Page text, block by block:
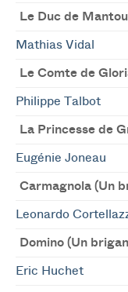
Le Duc de
Mathias Vidal
Le Comte de
Philippe Talbot
La Princesse de
Eugénie Joneau
Carmagnola (Un
Leonardo
Domino (Un
Eric Huchet